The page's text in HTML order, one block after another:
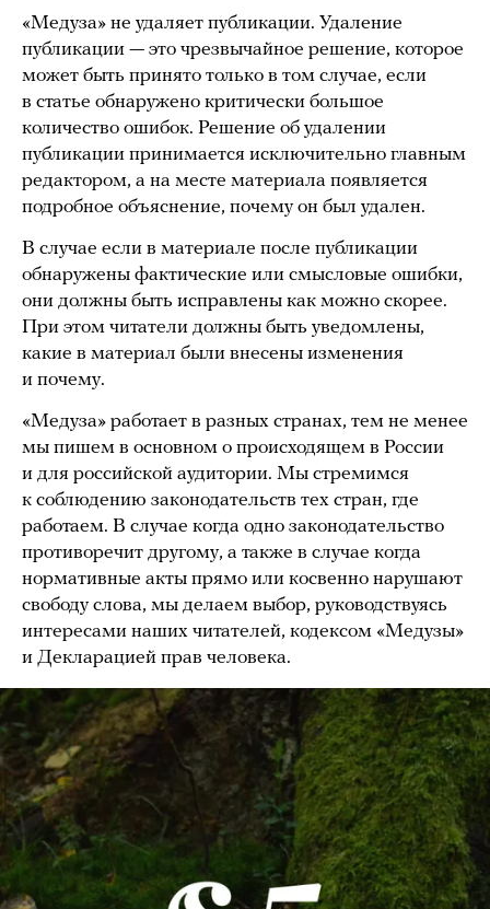
«Медуза» не удаляет публикации. Удаление
публикации — это чрезвычайное решение, которое
может быть принято только в том случае, если
в статье обнаружено критически большое
количество ошибок. Решение об удалении
публикации принимается исключительно главным
редактором, а на месте материала появляется
подробное объяснение, почему он был удален.
В случае если в материале после публикации
обнаружены фактические или смысловые ошибки,
они должны быть исправлены как можно скорее.
При этом читатели должны быть уведомлены,
какие в материал были внесены изменения
и почему.
«Медуза» работает в разных странах, тем не менее
мы пишем в основном о происходящем в России
и для российской аудитории. Мы стремимся
к соблюдению законодательств тех стран, где
работаем. В случае когда одно законодательство
противоречит другому, а также в случае когда
нормативные акты прямо или косвенно нарушают
свободу слова, мы делаем выбор, руководствуясь
интересами наших читателей, кодексом «Медузы»
и Декларацией прав человека.